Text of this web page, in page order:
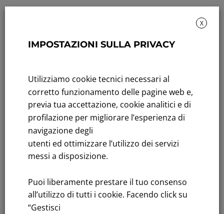
Tenders: All Tenders
FNM S.p.A.
Headquarters in Milan, Piazzale Cadorna, 14
fnm@legalmail.it
Share capital € 230,000,000.00 fully paid up
Register of Companies
C.C.I.AA. Milano – REA 28331
X
IMPOSTAZIONI SULLA PRIVACY
Utilizziamo cookie tecnici necessari al
corretto funzionamento delle pagine web e,
previa tua accettazione, cookie analitici e di
profilazione per migliorare l’esperienza di
navigazione degli
utenti ed ottimizzare l’utilizzo dei servizi
messi a disposizione.
Puoi liberamente prestare il tuo consenso
all’utilizzo di tutti i cookie. Facendo click su
“Gestisci